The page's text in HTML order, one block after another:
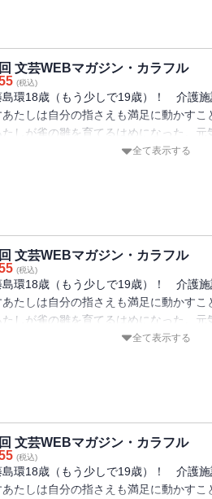
文芸WEBマガジン・カラフル
(税込)
島環18歳（もう少しで19歳）！ 介護施
あたしは自分の指さえも満足に動かすこ
たしが雀の雛を育てるはめになった。元
全て表示する
文芸WEBマガジン・カラフル
(税込)
島環18歳（もう少しで19歳）！ 介護施
あたしは自分の指さえも満足に動かすこ
たしが雀の雛を育てるはめになった。元
全て表示する
文芸WEBマガジン・カラフル
(税込)
島環18歳（もう少しで19歳）！ 介護施
あたしは自分の指さえも満足に動かすこ